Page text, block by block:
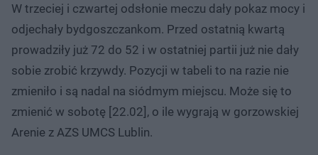
W trzeciej i czwartej odsłonie meczu dały pokaz mocy i
odjechały bydgoszczankom. Przed ostatnią kwartą
prowadziły już 72 do 52 i w ostatniej partii już nie dały
sobie zrobić krzywdy. Pozycji w tabeli to na razie nie
zmieniło i są nadal na siódmym miejscu. Może się to
zmienić w sobotę [22.02], o ile wygrają w gorzowskiej
Arenie z AZS UMCS Lublin.